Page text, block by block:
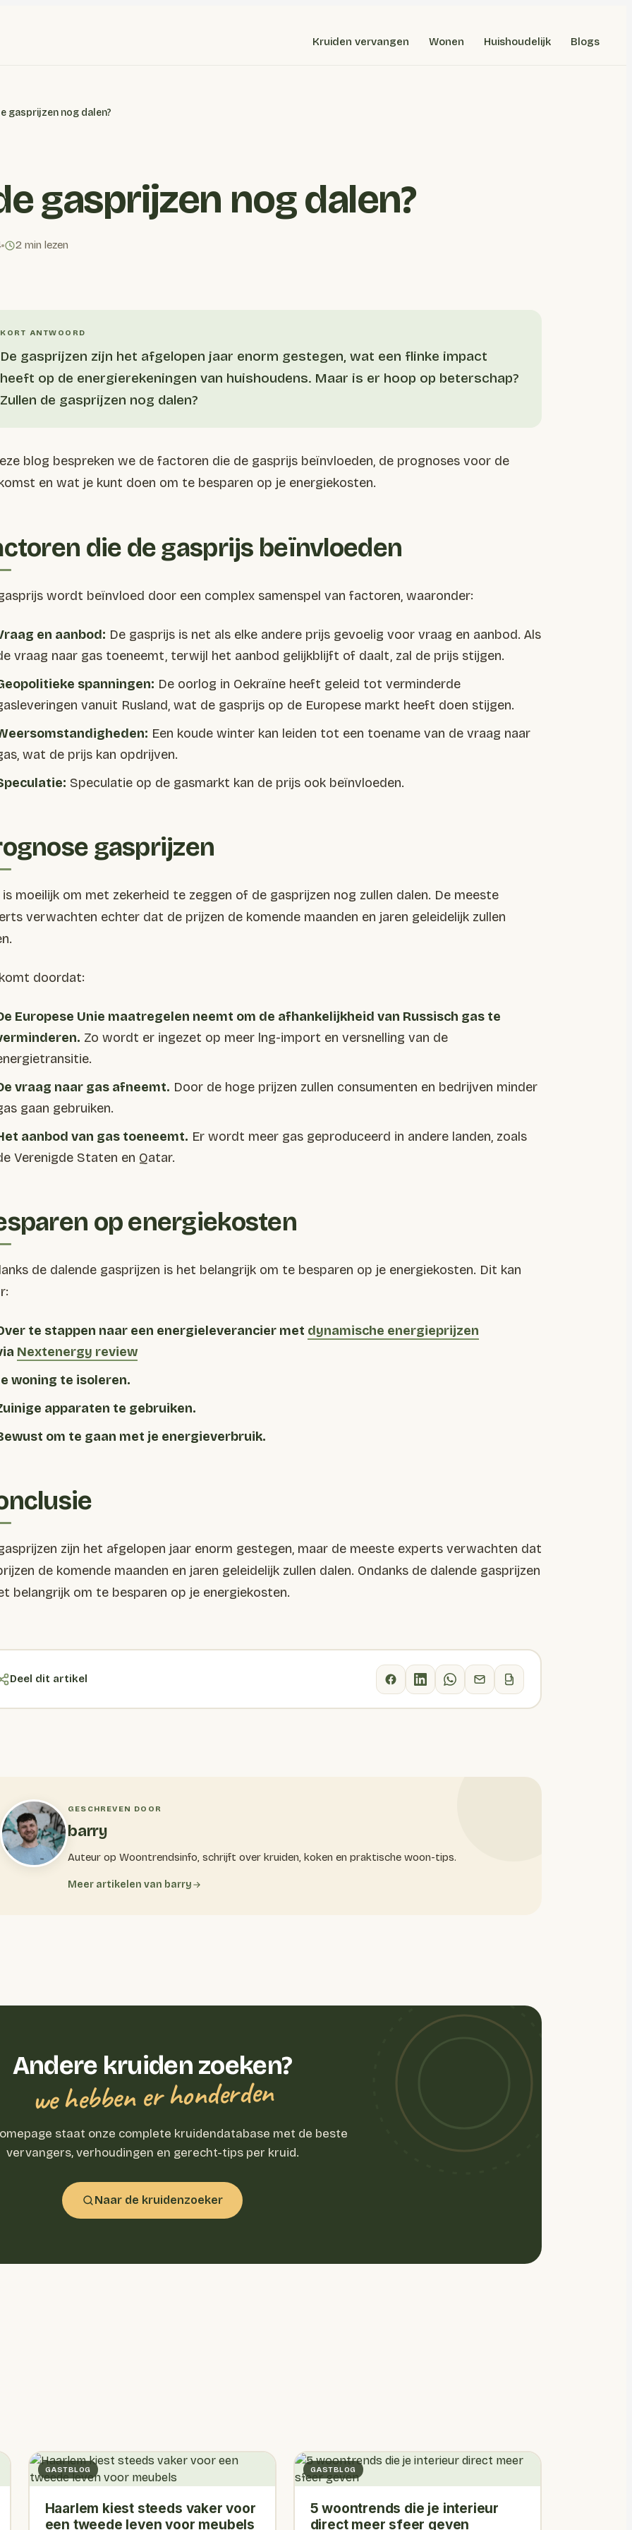
Kruiden vervangen Wonen Huishoudelijk Blogs
gasprijzen nog dalen?
gasprijzen nog dalen?
2 min lezen
De gasprijzen zijn het afgelopen jaar enorm gestegen, wat een flinke impact
heeft op de energierekeningen van huishoudens. Maar is er hoop op beterschap?
Zullen de gasprijzen nog dalen?
blog bespreken we de factoren die de gasprijs beïnvloeden, de prognoses voor de
en wat je kunt doen om te besparen op je energiekosten.
die de gasprijs beïnvloeden
wordt beïnvloed door een complex samenspel van factoren, waaronder:
en aanbod: De gasprijs is net als elke andere prijs gevoelig voor vraag en aanbod. Als
vraag naar gas toeneemt, terwijl het aanbod gelijkblijft of daalt, zal de prijs stijgen.
spanningen: De oorlog in Oekraïne heeft geleid tot verminderde
vanuit Rusland, wat de gasprijs op de Europese markt heeft doen stijgen.
Een koude winter kan leiden tot een toename van de vraag naar
wat de prijs kan opdrijven.
Speculatie op de gasmarkt kan de prijs ook beïnvloeden.
gasprijzen
moeilijk om met zekerheid te zeggen of de gasprijzen nog zullen dalen. De meeste
verwachten echter dat de prijzen de komende maanden en jaren geleidelijk zullen
doordat:
Europese Unie maatregelen neemt om de afhankelijkheid van Russisch gas te
Zo wordt er ingezet op meer lng-import en versnelling van de
vraag naar gas afneemt. Door de hoge prijzen zullen consumenten en bedrijven minder
gaan gebruiken.
aanbod van gas toeneemt. Er wordt meer gas geproduceerd in andere landen, zoals
Verenigde Staten en Qatar.
op energiekosten
de dalende gasprijzen is het belangrijk om te besparen op je energiekosten. Dit kan
te stappen naar een energieleverancier met dynamische energieprijzen
Nextenergy review
woning te isoleren.
apparaten te gebruiken.
om te gaan met je energieverbruik.
zijn het afgelopen jaar enorm gestegen, maar de meeste experts verwachten dat
de komende maanden en jaren geleidelijk zullen dalen. Ondanks de dalende gasprijzen
belangrijk om te besparen op je energiekosten.
Deel dit artikel
GESCHREVEN DOOR
barry
Auteur op Woontrendsinfo, schrijft over kruiden, koken en praktische woon-tips.
Meer artikelen van barry
Andere kruiden zoeken?
we hebben er honderden
staat onze complete kruidendatabase met de beste
vervangers, verhoudingen en gerecht-tips per kruid.
Naar de kruidenzoeker
GASTBLOG
Haarlem kiest steeds vaker voor
een tweede leven voor meubels
GASTBLOG
5 woontrends die je interieur
direct meer sfeer geven